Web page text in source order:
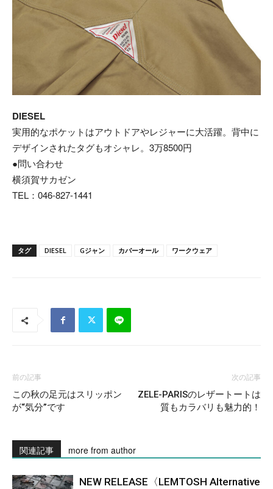
DIESEL
実用的なポケットはアウトドアやレジャーに大活躍。背中に
デザインされたタグもオシャレ。3万8500円
●問い合わせ
横須賀サカゼン
TEL：046-827-1441
タグ DIESEL Gジャン カバーオール ワークウェア
前の記事
この秋の足元はスリッポン
が“気分”です
次の記事
ZELE-PARISのレザートートは
質もカラバリも魅力的！
関連記事 more from author
NEW RELEASE〈LEMTOSH Alternative